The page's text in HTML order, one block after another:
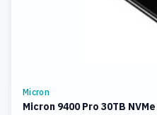
Micron
Micron 9400 Pro 30TB